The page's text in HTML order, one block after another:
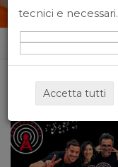
Home
tecnici e necessari.
Accetta tutti